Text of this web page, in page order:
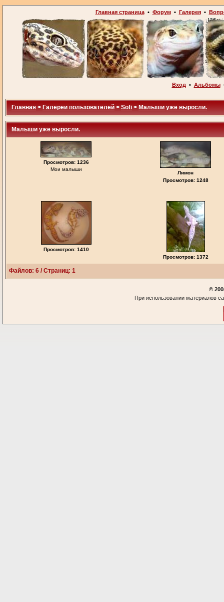
Главная страница• Форум• Галерея•
Вход • Альбомы
Главная > Галереи пользователей > Sofi > Малыши уже выросли.
Малыши уже выросли.
Просмотров: 1236
Мои малыши
Лимон
Просмотров: 1248
Просмотров: 1410
Просмотров: 1372
Файлов: 6 / Страниц: 1
©
При использовании материалов